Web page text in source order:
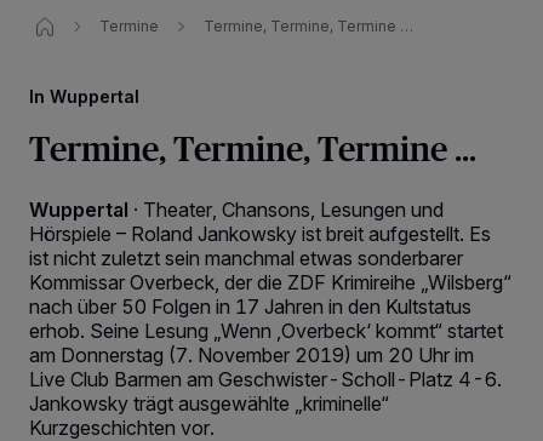
Termine Termine, Termine, Termine …
In Wuppertal
Termine, Termine, Termine …
Wuppertal · Theater, Chansons, Lesungen und
Hörspiele – Roland Jankowsky ist breit aufgestellt. Es
ist nicht zuletzt sein manchmal etwas sonderbarer
Kommissar Overbeck, der die ZDF Krimireihe „Wilsberg“
nach über 50 Folgen in 17 Jahren in den Kultstatus
erhob. Seine Lesung „Wenn ,Overbeck‘ kommt“ startet
am Donnerstag (7. November 2019) um 20 Uhr im
Live Club Barmen am Geschwister-Scholl-Platz 4-6.
Jankowsky trägt ausgewählte „kriminelle“
Kurzgeschichten vor.